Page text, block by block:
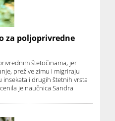
za poljoprivredne
štetočinama, jer
prežive zimu i migriraju
insekata i drugih štetnih vrsta
je naučnica Sandra